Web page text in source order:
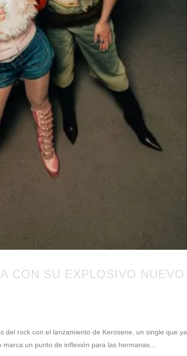
CON SU EXPLOSIVO NUEVO
del rock con el lanzamiento de Kerosene, un single que ya
un punto de inflexión para las hermanas...